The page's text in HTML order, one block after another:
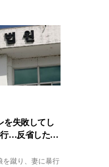
を失敗してし
行…反省した様
を蹴り、妻に暴行